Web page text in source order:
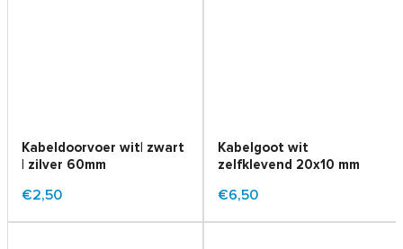
Kabeldoorvoer wit| zwart
| zilver 60mm
€2,50
Kabelgoot wit
zelfklevend 20x10 mm
€6,50